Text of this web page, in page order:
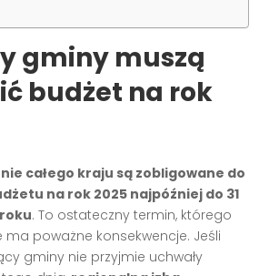
gminy muszą
budżet na rok
całego kraju są zobligowane do
na rok 2025 najpóźniej do 31
. To ostateczny termin, którego
poważne konsekwencje. Jeśli
gminy nie przyjmie uchwały